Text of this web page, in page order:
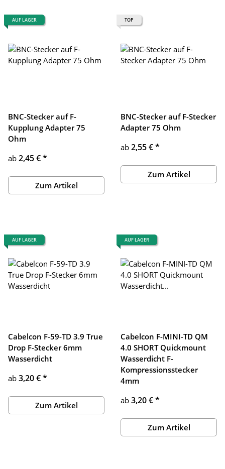
AUF LAGER
BNC-Stecker auf F-
Kupplung Adapter 75
Ohm
ab 2,45 €*
Zum Artikel
TOP
BNC-Stecker auf F-Stecker
Adapter 75 Ohm
ab 2,55 €*
Zum Artikel
AUF LAGER
Cabelcon F-59-TD 3.9 True
Drop F-Stecker 6mm
Wasserdicht
ab 3,20 €*
Zum Artikel
AUF LAGER
Cabelcon F-MINI-TD QM
4.0 SHORT Quickmount
Wasserdicht F-
Kompressionsstecker
4mm
ab 3,20 €*
Zum Artikel